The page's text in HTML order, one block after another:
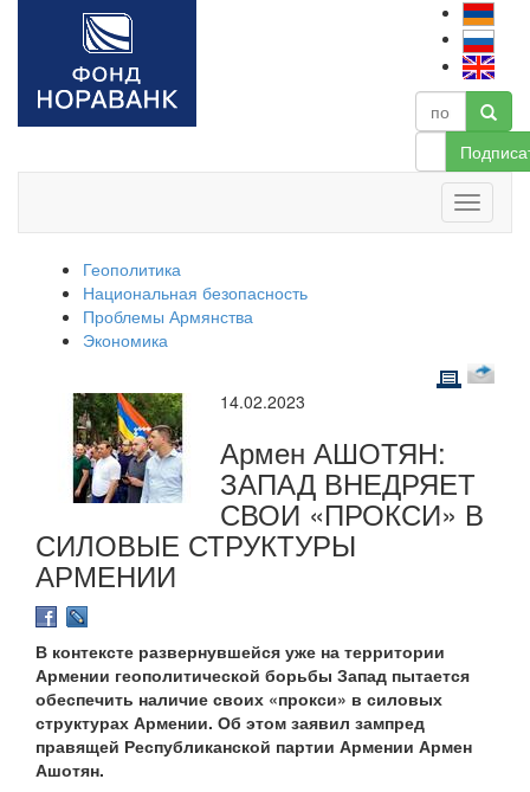
Геополитика
Национальная безопасность
Проблемы Армянства
Экономика
14.02.2023
Армен АШОТЯН:
ЗАПАД ВНЕДРЯЕТ
СВОИ «ПРОКСИ» В
СИЛОВЫЕ СТРУКТУРЫ
АРМЕНИИ
В контексте развернувшейся уже на территории
Армении геополитической борьбы Запад пытается
обеспечить наличие своих «прокси» в силовых
структурах Армении. Об этом заявил зампред
правящей Республиканской партии Армении Армен
Ашотян.